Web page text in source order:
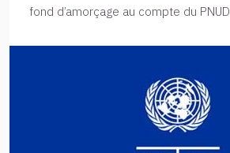
fond d’amorçage au compte du PNUD